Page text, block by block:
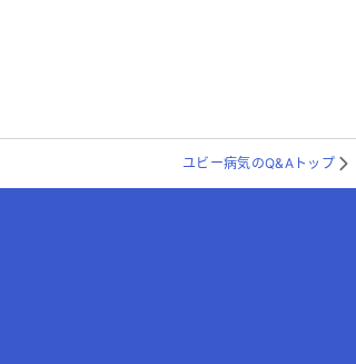
ユビー病気のQ&Aトップ